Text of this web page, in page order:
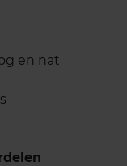
en nat